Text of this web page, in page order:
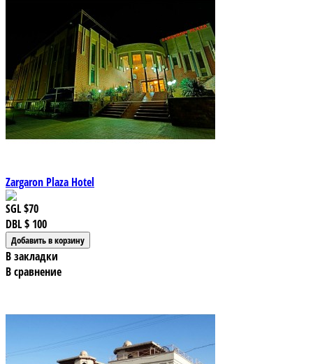
Zargaron Plaza Hotel
SGL$70
DBL$ 100
В закладки
В сравнение